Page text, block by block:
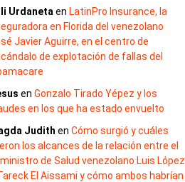
Urdaneta en LatinPro Insurance, la
en Florida del venezolano
Javier Aguirre, en el centro de
de explotación de fallas del
enGonzalo Tirado Yépez y los
en los que ha estado envuelto
Judith enCómo surgió y cuáles
los alcances de la relación entre el
de Salud venezolano Luis López
El Aissami y cómo ambos habrían